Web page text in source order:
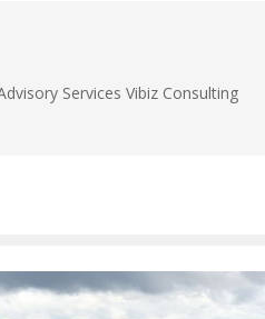
Services Vibiz Consulting